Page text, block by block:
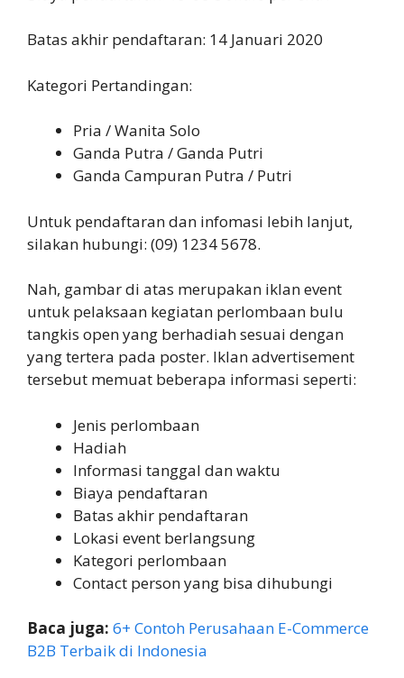
Batas akhir pendaftaran: 14 Januari 2020
Kategori Pertandingan:
Pria / Wanita Solo
Ganda Putra / Ganda Putri
Ganda Campuran Putra / Putri
Untuk pendaftaran dan infomasi lebih lanjut,
silakan hubungi: (09) 1234 5678.
Nah, gambar di atas merupakan iklan event
untuk pelaksaan kegiatan perlombaan bulu
tangkis open yang berhadiah sesuai dengan
yang tertera pada poster. Iklan advertisement
tersebut memuat beberapa informasi seperti:
Jenis perlombaan
Hadiah
Informasi tanggal dan waktu
Biaya pendaftaran
Batas akhir pendaftaran
Lokasi event berlangsung
Kategori perlombaan
Contact person yang bisa dihubungi
Baca juga: 6+ Contoh Perusahaan E-Commerce
B2B Terbaik di Indonesia